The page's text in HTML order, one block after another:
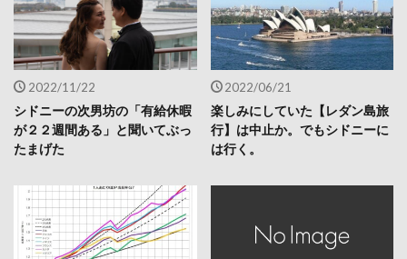
2022/11/22
シドニーの次男坊の「有給休暇
が２２週間ある」と聞いてぶっ
たまげた
2022/06/21
楽しみにしていた【レダン島旅
行】は中止か。でもシドニーに
は行く。